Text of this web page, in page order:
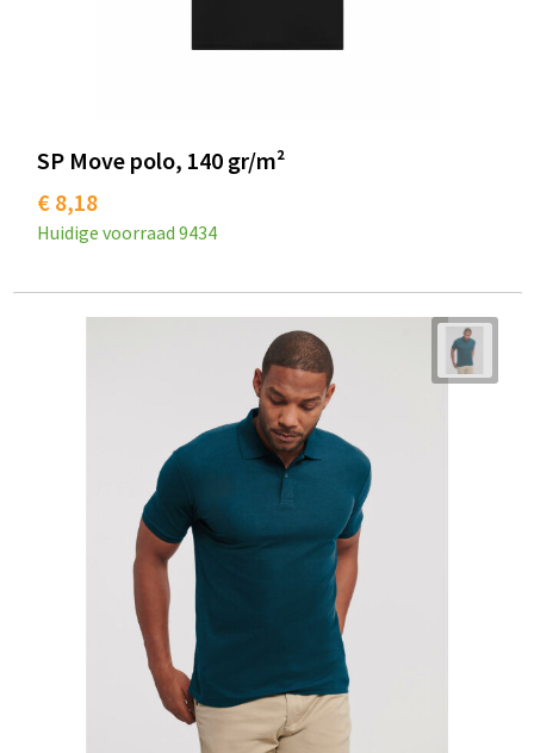
SP Move polo, 140 gr/m²
€ 8,18
Huidige voorraad 9434